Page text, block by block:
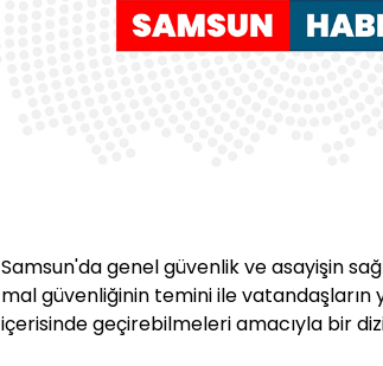
Samsun'da genel güvenlik ve asayişin
mal güvenliğinin temini ile vatandaşların
içerisinde geçirebilmeleri amacıyla bir